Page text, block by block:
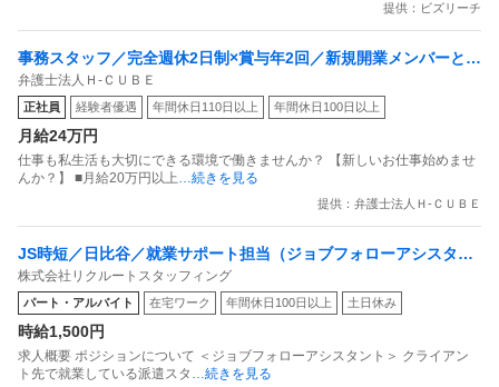
提供：ビズリーチ
事務スタッフ／完全週休2日制×賞与年2回／新規開業メンバーとし
て活躍できる事務スタッフ
弁護士法人Ｈ‐ＣＵＢＥ
正社員 経験者優遇 年間休日110日以上 年間休日100日以上
月給24万円
仕事も私生活も大切にできる環境で働きませんか？ 【新しいお仕事始めませ
んか？】 ■月給20万円以上…続きを見る
提供：弁護士法人Ｈ‐ＣＵＢＥ
JS時短／日比谷／就業サポート担当（ジョブフォローアシスタン
ト）
株式会社リクルートスタッフィング
パート・アルバイト 在宅ワーク 年間休日100日以上 土日休み
時給1,500円
求人概要 ポジションについて ＜ジョブフォローアシスタント＞ クライアン
ト先で就業している派遣スタ …続きを見る